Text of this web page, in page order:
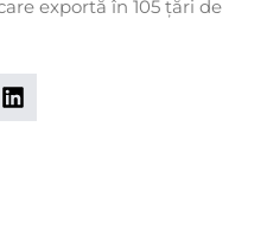
exportă în 105 țări de